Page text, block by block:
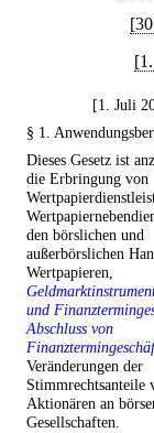
[1. Juli
§ 1.
Dieses Gesetz ist
die Erbringung von
den börslichen und
außerbörslichen
Wertpapieren,
und
Abschluss von
Veränderungen der
Stimmrechtsanteile
Aktionären an
Gesellschaften.